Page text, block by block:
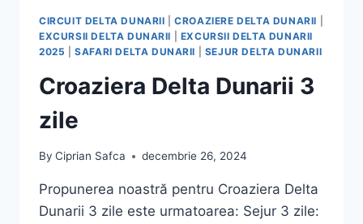
CIRCUIT DELTA DUNARII |CROAZIERE DELTA DUNARII
EXCURSII DELTA DUNARII
EXCURSII DELTA DUNARII
2025 |SAFARI DELTA DUNARII SEJUR DELTA DUNARII
Croaziera Delta Dunarii 3
zile
By Ciprian Safca decembrie 26, 2024
Propunerea noastră pentru Croaziera Delta
Dunarii 3 zile este urmatoarea: Sejur 3 zile: